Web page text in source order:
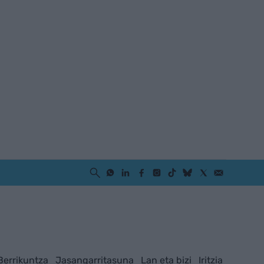
Jasangarritasuna Lan eta bizi Iritzia